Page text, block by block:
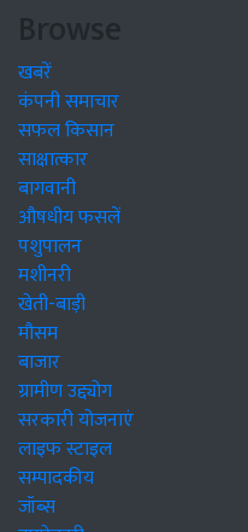
Browse
खबरें
कंपनी समाचार
सफल किसान
साक्षात्कार
बागवानी
औषधीय फसलें
पशुपालन
मशीनरी
खेती-बाड़ी
मौसम
बाजार
ग्रामीण उद्द्योग
सरकारी योजनाएं
लाइफ स्टाइल
सम्पादकीय
जॉब्स